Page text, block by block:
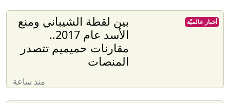
بين لقطة الشيباني ومنع
الأسد عام 2017..
مقارنات حميميم تتصدر
المنصات
منذ ساعة
أخبار عالميّة